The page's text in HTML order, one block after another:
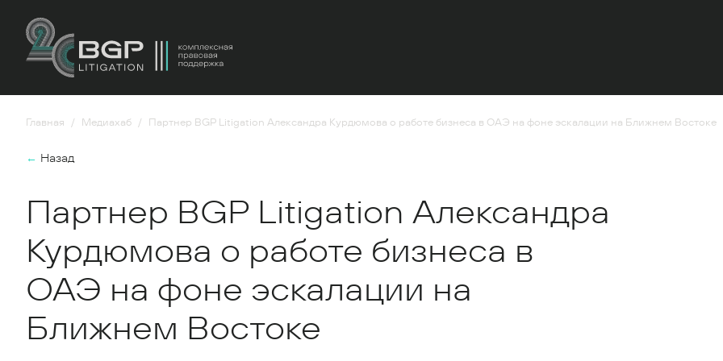
Главная Медиахаб Партнер BGP Litigation Александра Курдюмова о работе бизнеса в ОАЭ на фоне эскалации на Ближнем Востоке
← Назад
Партнер BGP Litigation Александра
Курдюмова о работе бизнеса в
ОАЭ на фоне эскалации на
Ближнем Востоке